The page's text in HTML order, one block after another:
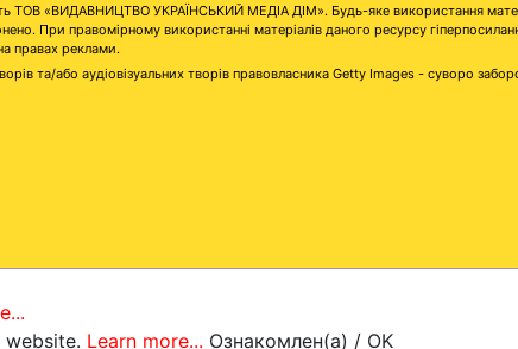
ТОВ «ВИДАВНИЦТВО УКРАЇНСЬКИЙ МЕДІА ДІМ». Будь-яке використання
При правомірному використанні матеріалів даного ресурсу
правах реклами.
та/або аудіовізуальних творів правовласника Getty Images - суворо
Learn more... Ознакомлен(а) / OK